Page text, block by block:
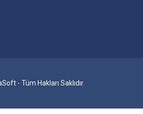
- Tüm Hakları Saklıdır.